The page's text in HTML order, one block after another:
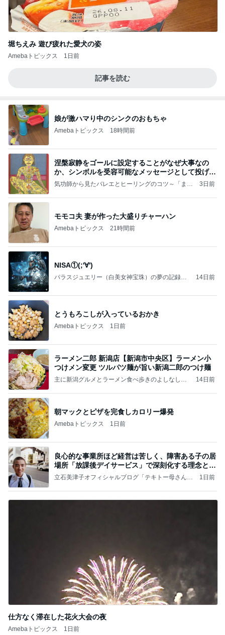
堀ちえみ 遊び疲れた愛犬の姿
Amebaトピックス 1日前
記事を読む
娘が激ハマり中のシンクのおもちゃ
Amebaトピックス 18時間前
涅槃寂静をゴールに設定することがなぜ大事なの
か、シンボルを受容可能なメッセージとして投げる
ことが
気功師から見たバレエとヒーリングのコツ～「まと
3日前
モモコ夫 妻が作った大盛りチャーハン
Amebaトピックス 21時間前
NISA①(;'∀')
パラスジュエリー（白美女神宝珠）の夢の記録
14日前
とうもろこしが入っているおかき
Amebaトピックス 1日前
ラーメン二郎 新潟店【新潟市中央区】ラーメン小
つけメン変更 ツルパツ麺が旨い新潟二郎のつけ麺
主に新潟グルメとラーメン食べ歩きのよしなしご
14日前
朝マックとピザを完食しカロリー爆発
Amebaトピックス 1日前
良心的な事業所ほど経営は苦しく、障害ある子の居
場所「放課後デイサービス」で深刻化する理念と現
実の
立石美津子オフィシャルブログ「テキトー母さんの
1日前
仕方なく滞在した花火大会の夜
Amebaトピックス 1日前